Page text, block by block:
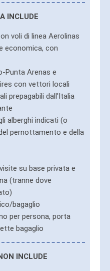
INCLUDE
voli di linea Aerolinas
economica, con
Punta Arenas e
con vettori locali
prepagabili dall'Italia
alberghi indicati (o
pernottamento e della
su base privata e
(tranne dove
bagaglio
per persona, porta
bagaglio
INCLUDE